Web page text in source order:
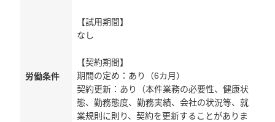
労働条件
【試用期間】
なし
【契約期間】
期間の定め：あり（6カ月）
契約更新：あり（本件業務の必要性、健康状
態、勤務態度、勤務実績、会社の状況等、就
業規則に則り、契約を更新することがありま